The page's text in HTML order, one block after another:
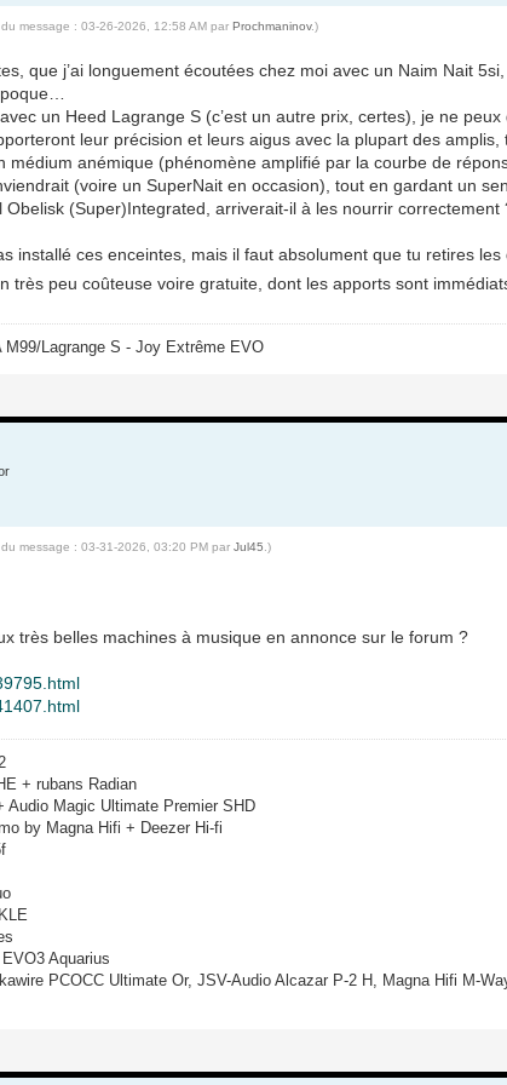
message : 03-26-2026, 12:58 AM par Prochmaninov.)
que j’ai longuement écoutées chez moi avec un Naim Nait
un Heed Lagrange S (c’est un autre prix, certes), je ne
leur précision et leurs aigus avec la plupart des
médium anémique (phénomène amplifié par la courbe de
(voire un SuperNait en occasion), tout en gardant un
Obelisk (Super)Integrated, arriverait-il à les nourrir
installé ces enceintes, mais il faut absolument que tu retires
très peu coûteuse voire gratuite, dont les apports sont
Lagrange S - Joy Extrême EVO
message : 03-31-2026, 03:20 PM par Jul45 .)
très belles machines à musique en annonce sur le forum ?
+ rubans Radian
Audio Magic Ultimate Premier SHD
by Magna Hifi + Deezer Hi-fi
Aquarius
PCOCC Ultimate Or, JSV-Audio Alcazar P-2 H, Magna Hifi M-